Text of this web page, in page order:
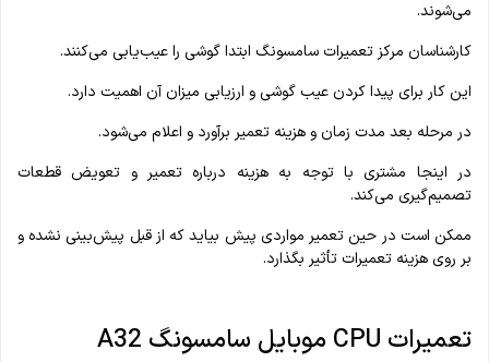
می‌شوند.
کارشناسان مرکز تعمیرات سامسونگ ابتدا گوشی را عیب‌یابی می‌کنند.
این کار برای پیدا کردن عیب گوشی و ارزیابی میزان آن اهمیت دارد.
در مرحله بعد مدت‌ زمان و هزینه تعمیر برآورد و اعلام می‌شود.
در اینجا مشتری با توجه به هزینه درباره تعمیر و تعویض قطعات
تصمیم‌گیری می‌کند.
ممکن است در حین تعمیر مواردی پیش بیاید که از قبل پیش‌بینی‌ نشده و
بر روی هزینه تعمیرات تأثیر بگذارد.
تعمیرات CPU موبایل سامسونگ A32